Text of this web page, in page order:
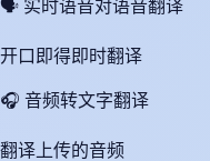
🗣️ 实时语音对语音翻译
开口即得即时翻译
🎧 音频转文字翻译
翻译上传的音频